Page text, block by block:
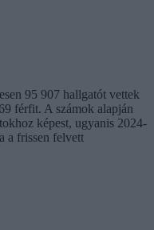
95 907 hallgatót vettek
férfit. A számok alapján
képest, ugyanis 2024-
a frissen felvett